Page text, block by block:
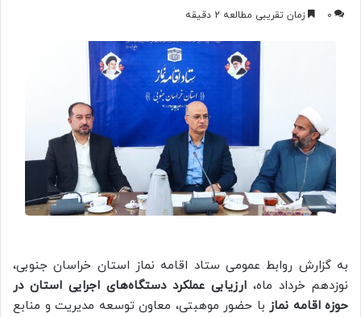
0 زمان تقریبی مطالعه 2 دقیقه
به گزارش روابط عمومی ستاد اقامه نماز استان خراسان جنوبی،
نوزدهم خرداد ماه، ارزیابی عملکرد دستگاه‌های اجرایی استان در
حوزه اقامه نماز با حضور موهبتی، معاون توسعه مدیریت و منابع